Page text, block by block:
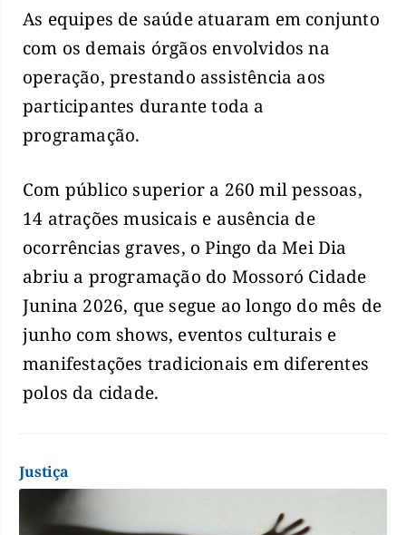
As equipes de saúde atuaram em conjunto
com os demais órgãos envolvidos na
operação, prestando assistência aos
participantes durante toda a
programação.
Com público superior a 260 mil pessoas,
14 atrações musicais e ausência de
ocorrências graves, o Pingo da Mei Dia
abriu a programação do Mossoró Cidade
Junina 2026, que segue ao longo do mês de
junho com shows, eventos culturais e
manifestações tradicionais em diferentes
polos da cidade.
Justiça